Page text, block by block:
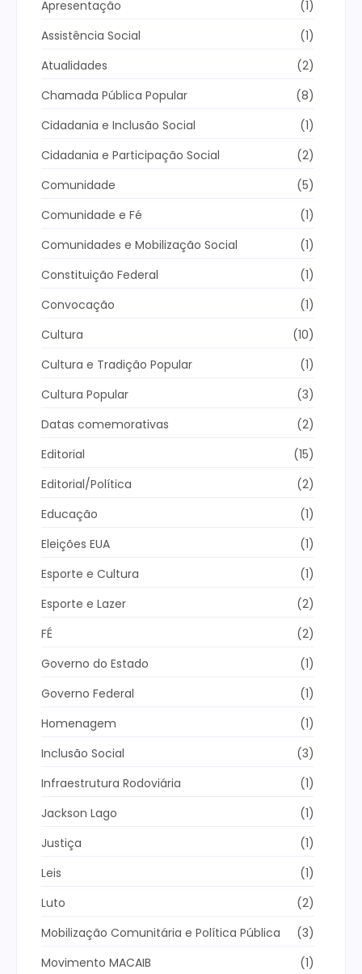
Apresentação
(1)
Assistência Social
(1)
Atualidades
(2)
Chamada Pública Popular
(8)
Cidadania e Inclusão Social
(1)
Cidadania e Participação Social
(2)
Comunidade
(5)
Comunidade e Fé
(1)
Comunidades e Mobilização Social
(1)
Constituição Federal
(1)
Convocação
(1)
Cultura
(10)
Cultura e Tradição Popular
(1)
Cultura Popular
(3)
Datas comemorativas
(2)
Editorial
(15)
Editorial/Política
(2)
Educação
(1)
Eleições EUA
(1)
Esporte e Cultura
(1)
Esporte e Lazer
(2)
FÉ
(2)
Governo do Estado
(1)
Governo Federal
(1)
Homenagem
(1)
Inclusão Social
(3)
Infraestrutura Rodoviária
(1)
Jackson Lago
(1)
Justiça
(1)
Leis
(1)
Luto
(2)
Mobilização Comunitária e Política Pública
(3)
Movimento MACAIB
(1)